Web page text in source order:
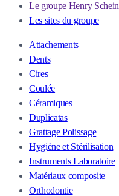
Le groupe Henry Schein
Les sites du groupe
Attachements
Dents
Cires
Coulée
Céramiques
Duplicatas
Grattage Polissage
Hygiène et Stérilisation
Instruments Laboratoire
Matériaux composite
Orthodontie